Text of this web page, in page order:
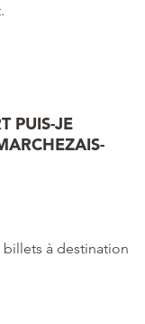
PUIS-JE
billets à destination